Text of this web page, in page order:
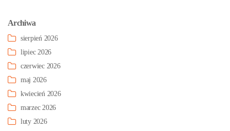
Archiwa
sierpień 2026
lipiec 2026
czerwiec 2026
maj 2026
kwiecień 2026
marzec 2026
luty 2026